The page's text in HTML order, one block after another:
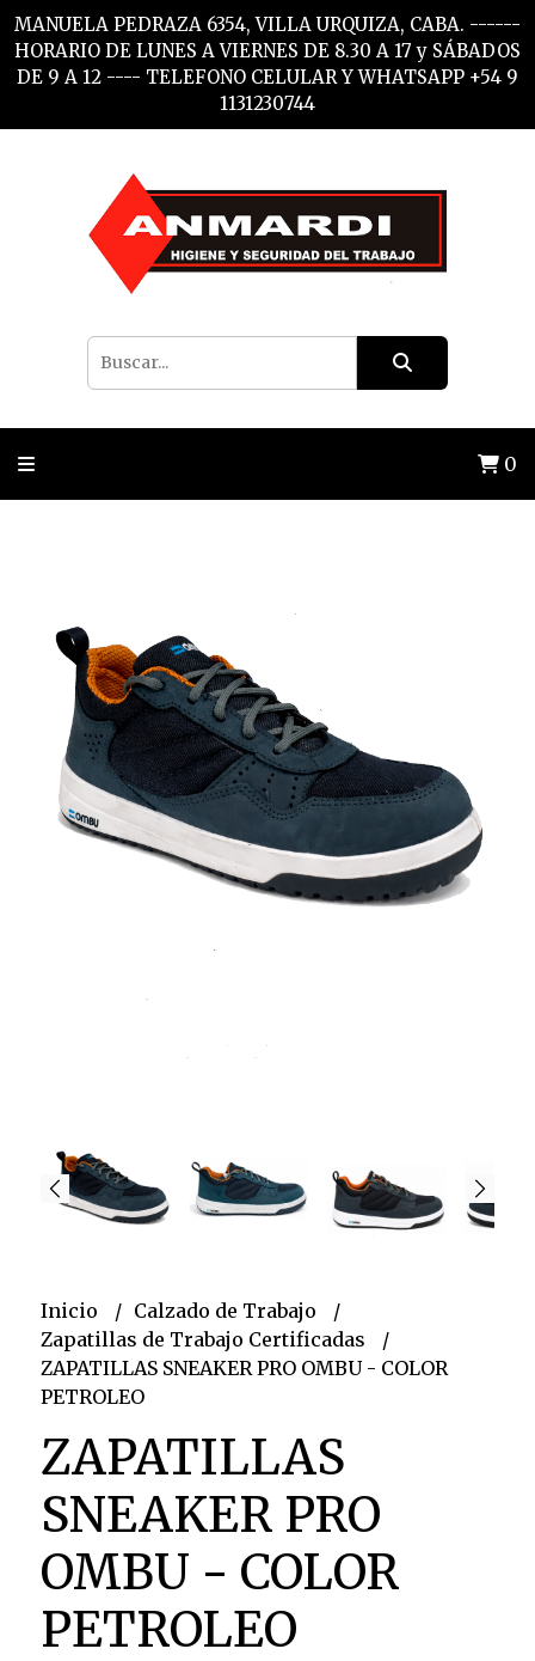
MANUELA PEDRAZA 6354, VILLA URQUIZA, CABA. ------
HORARIO DE LUNES A VIERNES DE 8.30 A 17 y SÁBADOS
DE 9 A 12 ---- TELEFONO CELULAR Y WHATSAPP +54 9
1131230744
0
Inicio
Calzado de Trabajo
Zapatillas de Trabajo Certificadas
ZAPATILLAS SNEAKER PRO OMBU - COLOR
PETROLEO
ZAPATILLAS
SNEAKER PRO
OMBU - COLOR
PETROLEO